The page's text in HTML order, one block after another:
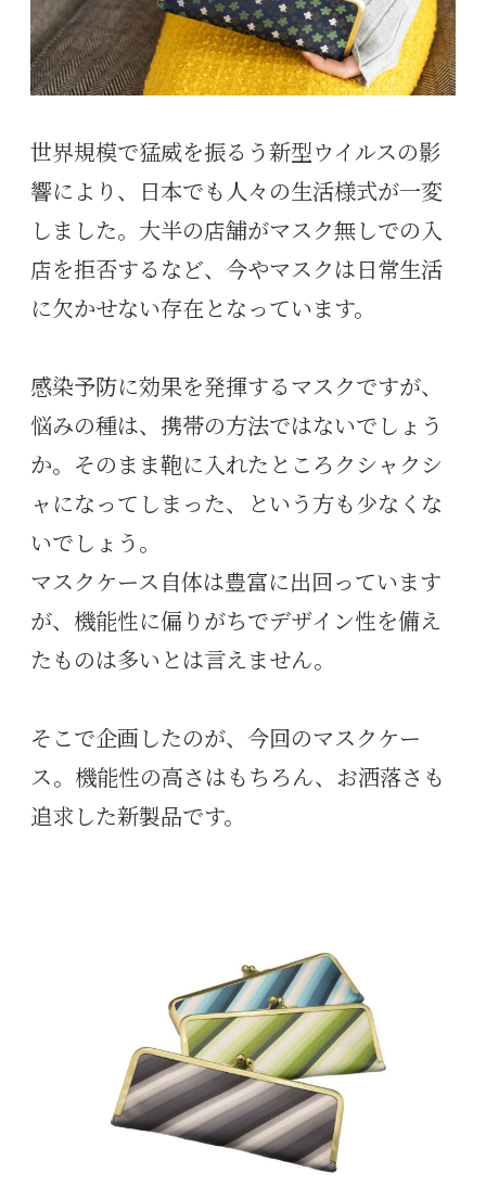
世界規模で猛威を振るう新型ウイルスの影
響により、日本でも人々の生活様式が一変
しました。大半の店舗がマスク無しでの入
店を拒否するなど、今やマスクは日常生活
に欠かせない存在となっています。
感染予防に効果を発揮するマスクですが、
悩みの種は、携帯の方法ではないでしょう
か。そのまま鞄に入れたところクシャクシ
ャになってしまった、という方も少なくな
いでしょう。
マスクケース自体は豊富に出回っています
が、機能性に偏りがちでデザイン性を備え
たものは多いとは言えません。
そこで企画したのが、今回のマスクケー
ス。機能性の高さはもちろん、お洒落さも
追求した新製品です。